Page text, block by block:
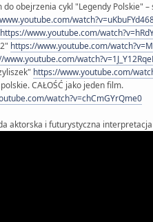
do obejrzenia cykl "Legendy Polskie"
https://www.youtube.com/
https://www.youtube.com/
www.youtube.com/
https://www.youtube.com/
CAŁOŚĆ jako jeden film.
watch?v=chCmGYrQme0
aktorska i futurystyczna